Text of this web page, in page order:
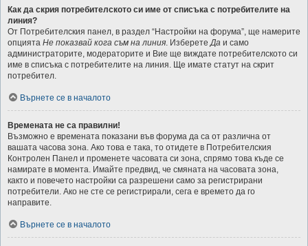
Как да скрия потребителското си име от списъка с потребителите на
линия?
От Потребителския панел, в раздел “Настройки на форума”, ще намерите
опцията Не показвай кога съм на линия. ИзберетеДа и само
администраторите, модераторите и Вие ще виждате потребителското си
име в списъка с потребителите на линия. Ще имате статут на скрит
потребител.
Върнете се в началото
Времената не са правилни!
Възможно е времената показани във форума да са от различна от
вашата часова зона. Ако това е така, то отидете в Потребителския
Контролен Панел и променете часовата си зона, спрямо това къде се
намирате в момента. Имайте предвид, че смяната на часовата зона,
както и повечето настройки са разрешени само за регистрирани
потребители. Ако не сте се регистрирали, сега е времето да го
направите.
Върнете се в началото